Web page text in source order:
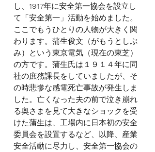
し、 1917年に安全第一協会を設立し
て「安全第一」活動を始めました。
ここでもうひとりの人物が大きく関
わります。蒲生俊文（がもうとしぶ
み）という東京電気（現在の東芝）
の方です。蒲生氏は１９１４年に同
社の庶務課長をしていましたが、そ
の時悲惨な感電死亡事故が発生しま
した。亡くなった夫の前で泣き崩れ
る奥さまを見て大きなショックを受
けた蒲生は、工場内に日本初の安全
委員会を設置するなど、以降、産業
安全活動に尽力し、安全第一協会の